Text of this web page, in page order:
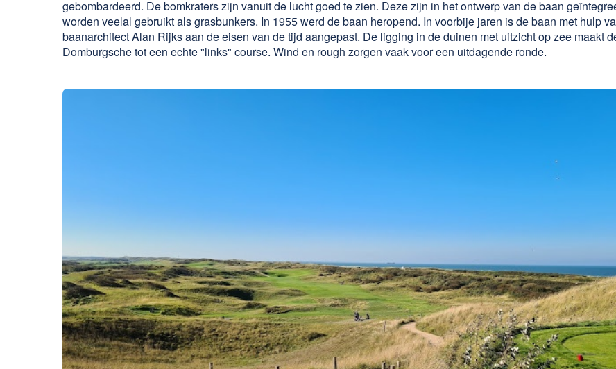
gebombardeerd. De bomkraters zijn vanuit de lucht goed te zien. Deze zijn in het ontwerp van de baan
worden veelal gebruikt als grasbunkers. In 1955 werd de baan heropend. In voorbije jaren is de baan met hulp
baanarchitect Alan Rijks aan de eisen van de tijd aangepast. De ligging in de duinen met uitzicht op zee maakt
Domburgsche tot een echte "links" course. Wind en rough zorgen vaak voor een uitdagende ronde.